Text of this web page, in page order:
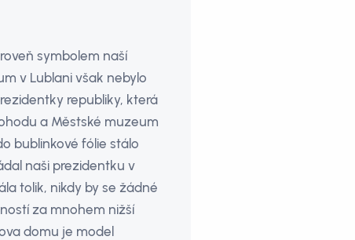
symbolem naší
v Lublani však nebylo
republiky, která
a Městské muzeum
bublinkové fólie stálo
naši prezidentku v
tolik, nikdy by se žádné
za mnohem nižší
domu je model